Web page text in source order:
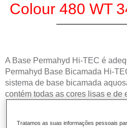
Colour 480 WT
A Base Permahyd Hi-TEC é
Permahyd Base Bicamada Hi-
sistema de base bicamada
contém todas as cores lisas e de
Tratamos as suas informações pessoais